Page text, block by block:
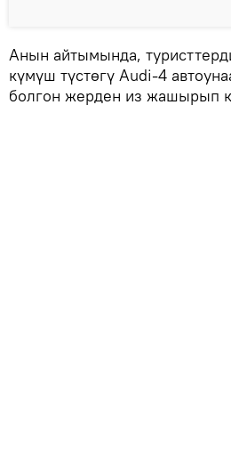
Анын айтымында,
күмүш түстөгү Audi-4
болгон жерден из жашырып